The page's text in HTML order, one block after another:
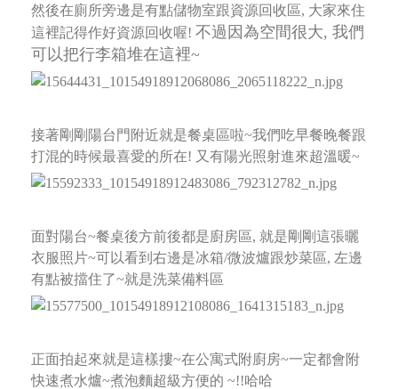
然後在廁所旁邊是有點儲物室跟資源回收區, 大家來住
這裡記得作好資源回收喔! 不過因為空間很大, 我們
可以把行李箱堆在這裡~
接著剛剛陽台門附近就是餐桌區啦~我們吃早餐晚餐跟
打混的時候最喜愛的所在! 又有陽光照射進來超溫暖~
面對陽台~餐桌後方前後都是廚房區, 就是剛剛這張曬
衣服照片~可以看到右邊是冰箱/微波爐跟炒菜區, 左邊
有點被擋住了~就是洗菜備料區
正面拍起來就是這樣摟~在公寓式附廚房~一定都會附
快速煮水爐~煮泡麵超級方便的 ~!!哈哈